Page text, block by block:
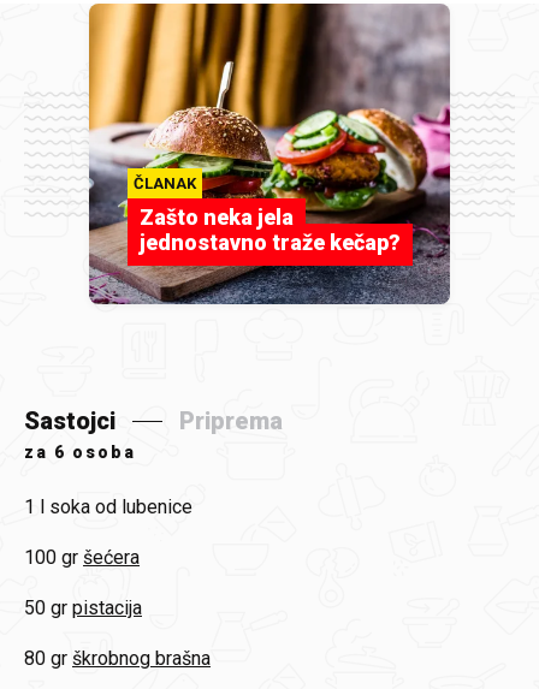
ČLANAK
Zašto neka jela
jednostavno traže kečap?
Sastojci Priprema
za 6 osoba
1 l soka od lubenice
100 gr šećera
50 gr pistacija
80 gr škrobnog brašna